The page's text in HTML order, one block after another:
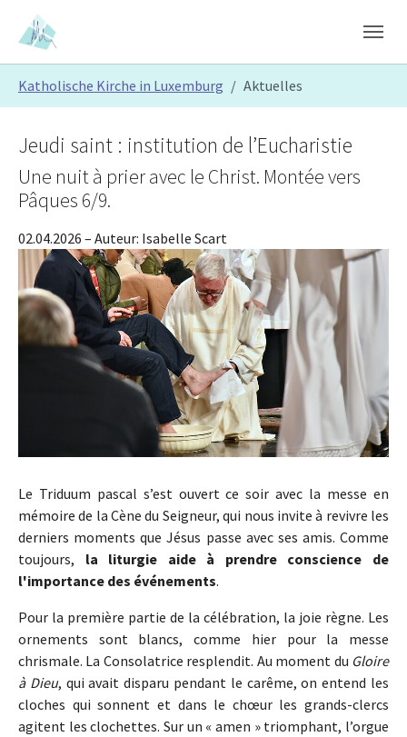
Skip to main content
Skip to page footer
Katholische Kirche in Luxemburg Aktuelles
Jeudi saint : institution de l’Eucharistie
Une nuit à prier avec le Christ. Montée vers
Pâques 6/9.
02.04.2026 – Auteur: Isabelle Scart
Le Triduum pascal s’est ouvert ce soir avec la messe en
mémoire de la Cène du Seigneur, qui nous invite à revivre les
derniers moments que Jésus passe avec ses amis. Comme
toujours, la liturgie aide à prendre conscience de
l'importance des événements.
Pour la première partie de la célébration, la joie règne. Les
ornements sont blancs, comme hier pour la messe
chrismale. La Consolatrice resplendit. Au moment du Gloire
à Dieu, qui avait disparu pendant le carême, on entend les
cloches qui sonnent et dans le chœur les grands-clercs
agitent les clochettes. Sur un « amen » triomphant, l’orgue